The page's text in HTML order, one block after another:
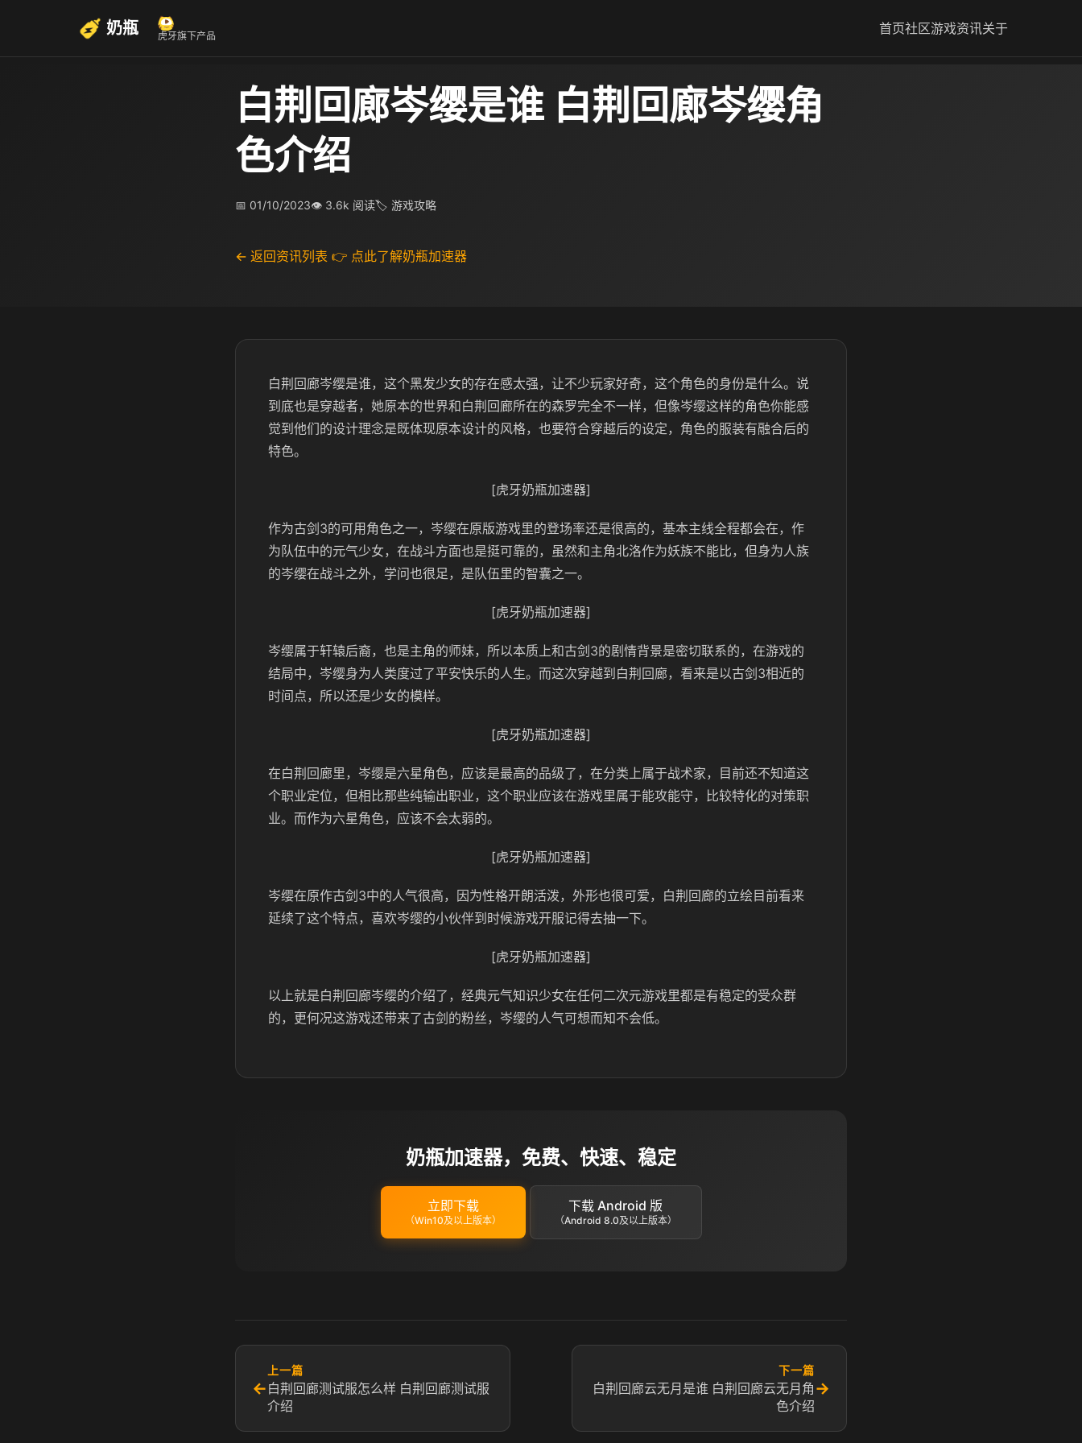
奶瓶 虎牙旗下产品 首页社区游戏资讯关于
白荆回廊岑缨是谁 白荆回廊岑缨角
色介绍
📅 01/10/2023👁 3.6k 阅读🏷 游戏攻略
← 返回资讯列表 👉 点此了解奶瓶加速器
白荆回廊岑缨是谁，这个黑发少女的存在感太强，让不少玩家好奇，这个角色的身份是什么。说
到底也是穿越者，她原本的世界和白荆回廊所在的森罗完全不一样，但像岑缨这样的角色你能感
觉到他们的设计理念是既体现原本设计的风格，也要符合穿越后的设定，角色的服装有融合后的
特色。
[虎牙奶瓶加速器]
作为古剑3的可用角色之一，岑缨在原版游戏里的登场率还是很高的，基本主线全程都会在，作
为队伍中的元气少女，在战斗方面也是挺可靠的，虽然和主角北洛作为妖族不能比，但身为人族
的岑缨在战斗之外，学问也很足，是队伍里的智囊之一。
[虎牙奶瓶加速器]
岑缨属于轩辕后裔，也是主角的师妹，所以本质上和古剑3的剧情背景是密切联系的，在游戏的
结局中，岑缨身为人类度过了平安快乐的人生。而这次穿越到白荆回廊，看来是以古剑3相近的
时间点，所以还是少女的模样。
[虎牙奶瓶加速器]
在白荆回廊里，岑缨是六星角色，应该是最高的品级了，在分类上属于战术家，目前还不知道这
个职业定位，但相比那些纯输出职业，这个职业应该在游戏里属于能攻能守，比较特化的对策职
业。而作为六星角色，应该不会太弱的。
[虎牙奶瓶加速器]
岑缨在原作古剑3中的人气很高，因为性格开朗活泼，外形也很可爱，白荆回廊的立绘目前看来
延续了这个特点，喜欢岑缨的小伙伴到时候游戏开服记得去抽一下。
[虎牙奶瓶加速器]
以上就是白荆回廊岑缨的介绍了，经典元气知识少女在任何二次元游戏里都是有稳定的受众群
的，更何况这游戏还带来了古剑的粉丝，岑缨的人气可想而知不会低。
奶瓶加速器，免费、快速、稳定
立即下载
（Win10及以上版本）
下载 Android 版
（Android 8.0及以上版本）
←
上一篇
白荆回廊测试服怎么样 白荆回廊测试服
介绍
下一篇
白荆回廊云无月是谁 白荆回廊云无月角
色介绍
→